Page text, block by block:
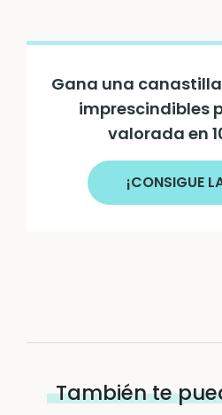
Gana una
imprescindibles
valorada en
¡CONSIGUE
También te